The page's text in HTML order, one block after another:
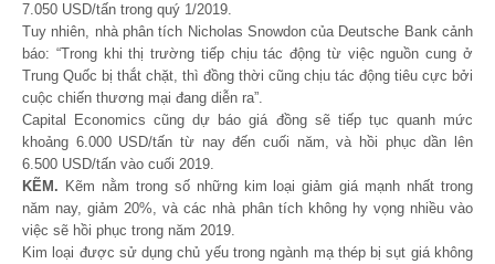
7.050 USD/tấn trong quý 1/2019.
Tuy nhiên, nhà phân tích Nicholas Snowdon của Deutsche Bank cảnh
báo: “Trong khi thị trường tiếp chịu tác động từ việc nguồn cung ở
Trung Quốc bị thắt chặt, thì đồng thời cũng chịu tác động tiêu cực bởi
cuộc chiến thương mại đang diễn ra”.
Capital Economics cũng dự báo giá đồng sẽ tiếp tục quanh mức
khoảng 6.000 USD/tấn từ nay đến cuối năm, và hồi phục dần lên
6.500 USD/tấn vào cuối 2019.
KẼM. Kẽm nằm trong số những kim loại giảm giá mạnh nhất trong
năm nay, giảm 20%, và các nhà phân tích không hy vọng nhiều vào
việc sẽ hồi phục trong năm 2019.
Kim loại được sử dụng chủ yếu trong ngành mạ thép bị sụt giá không